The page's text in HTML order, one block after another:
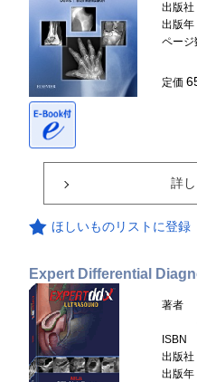
出版社
出版年
ページ
定価
詳
ほしいものリストに登録
Expert Differential
著者
ISBN
出版社
出版年